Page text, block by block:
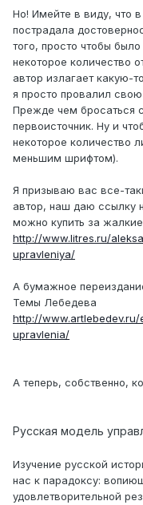
Но! Имейте в виду, что
пострадала
того, просто чтобы
некоторое количество
автор излагает какую-
я просто провалил
Прежде чем бросаться
первоисточник. Ну и
некоторое количество
меньшим шрифтом).
Я призываю вас все-
автор, наш даю ссылку
можно купить за
http://www.litres.ru/
upravleniya/
А бумажное
Темы Лебедева
http://
upravlenia/
А теперь, собственно,
Русская модель
Изучение русской
нас к парадоксу:
удовлетворительной